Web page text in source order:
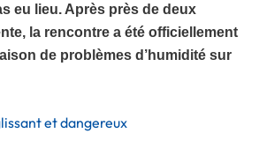
eu lieu. Après près de deux
la rencontre a été officiellement
de problèmes d’humidité sur
et dangereux